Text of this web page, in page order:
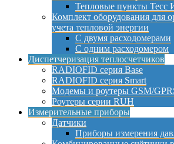
Тепловые пункты Тесс
Комплект оборудования для
учета тепловой энергии
С двумя расходомерами
С одним расходомером
Диспетчеризация теплосчетчиков
RADIOFID серия Base
RADIOFID серия Smart
Модемы и роутеры GSM/
Роутеры серии RUH
Измерительные приборы
Датчики
Приборы измерения